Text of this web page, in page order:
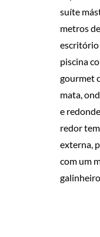
suíte
metros
escritório
piscina
gourmet
mata,
e
redor
externa,
com um